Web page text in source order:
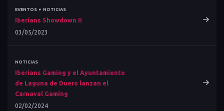
EVENTOS • NOTICIAS
Iberians Showdown II
03/05/2023
NOTICIAS
Iberians Gaming y el Ayuntamiento
de Laguna de Duero lanzan el
Carnaval Gaming
02/02/2024